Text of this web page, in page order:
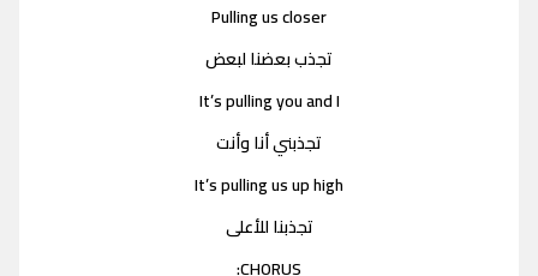
Pulling us closer
تجذب بعضنا لبعض
It’s pulling you and I
تجذبني أنا وأنت
It’s pulling us up high
تجذبنا للأعلى
CHORUS: